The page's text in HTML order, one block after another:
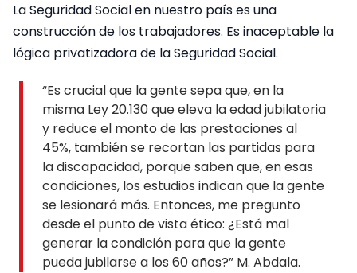
La Seguridad Social en nuestro país es una
construcción de los trabajadores. Es inaceptable la
lógica privatizadora de la Seguridad Social.
“Es crucial que la gente sepa que, en la
misma Ley 20.130 que eleva la edad jubilatoria
y reduce el monto de las prestaciones al
45%, también se recortan las partidas para
la discapacidad, porque saben que, en esas
condiciones, los estudios indican que la gente
se lesionará más. Entonces, me pregunto
desde el punto de vista ético: ¿Está mal
generar la condición para que la gente
pueda jubilarse a los 60 años?” M. Abdala.